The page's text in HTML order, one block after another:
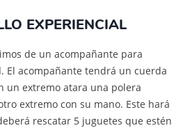
EXPERIENCIAL
de un acompañante para
El acompañante tendrá un cuerda
un extremo atara una polera
extremo con su mano. Este hará
rescatar 5 juguetes que estén